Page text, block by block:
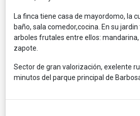
La finca tiene casa de mayordomo, la
baño, sala comedor,cocina. En su
arboles frutales entre ellos:
zapote.
Sector de gran valorización, exelente
minutos del parque principal de